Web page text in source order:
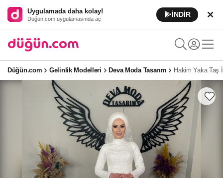
Uygulamada daha kolay!
Düğün.com uygulamasında aç
İNDİR
Düğün.com Gelinlik Modelleri Deva Moda Tasarım Hakim Yaka Taş